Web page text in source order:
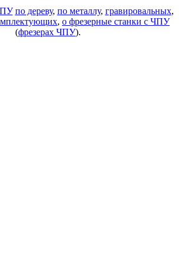
по дереву, по металлу, гравировальных,
, о фрезерные станки с ЧПУ
(фрезерах ЧПУ).